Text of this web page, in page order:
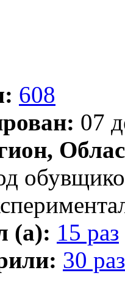
608
07
(а): 15 раз
30 раз